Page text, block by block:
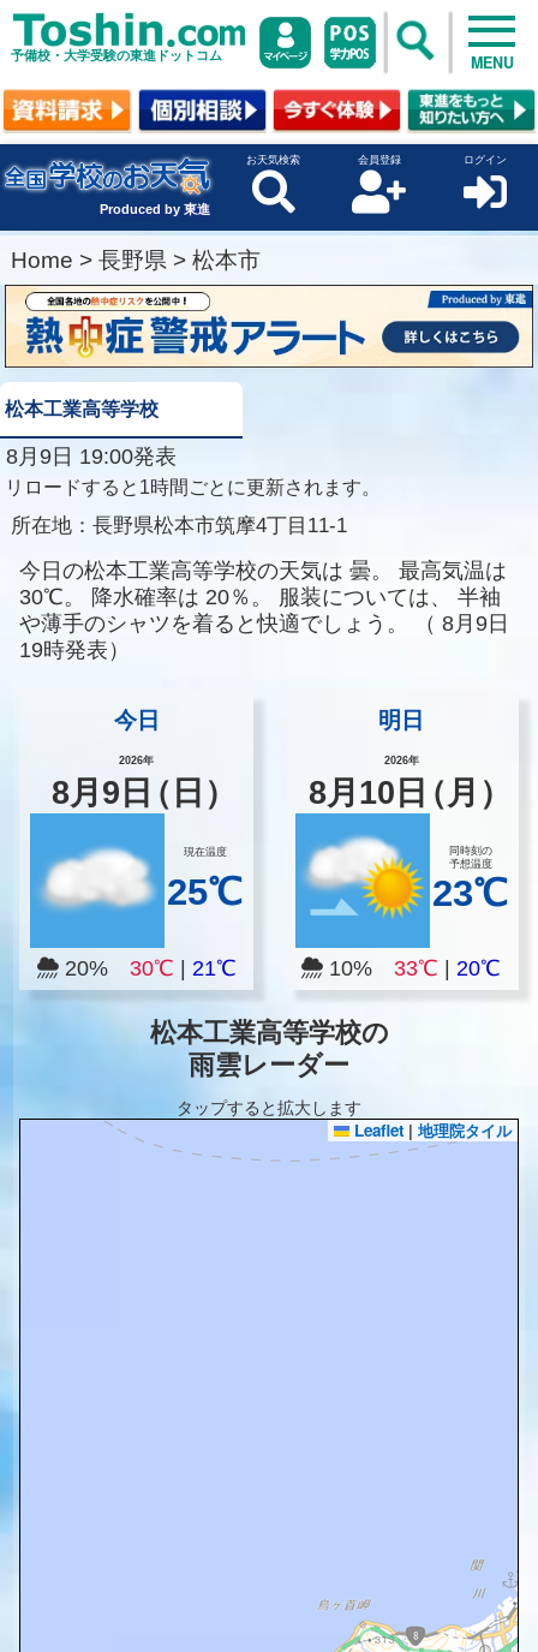
予備校・大学受験の東進ドットコム MENU
Produced by 東進
お天気検索 会員登録 ログイン
Home > 長野県 > 松本市
松本工業高等学校
8月9日 19:00発表
リロードすると1時間ごとに更新されます。
所在地： 長野県松本市筑摩4丁目11-1
今日の松本工業高等学校の天気は 曇。
最高気温は
30℃。
降水確率は 20％。 服装については、
半袖
や薄手のシャツを着ると快適でしょう。
（ 8月9日
19時発表）
今日
2026年
8月 9 日（日）
現在温度
25℃
20% 30℃ 21℃
明日
2026年
8月 10 日（月）
同時刻の
予想温度
23℃
10%33℃ |20℃
松本工業高等学校の
雨雲レーダー
タップすると拡大します
Leaflet | 地理院タイル